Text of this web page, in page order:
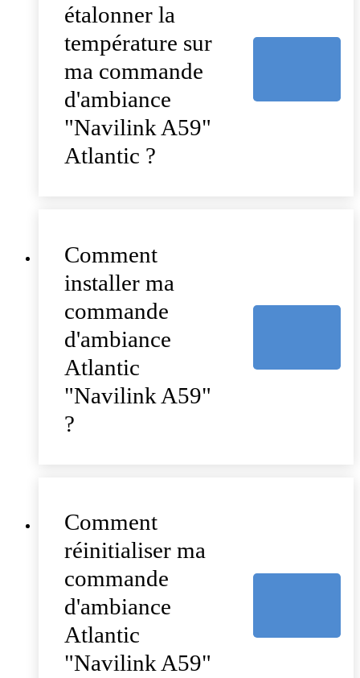
étalonner la
température sur
ma commande
d'ambiance
"Navilink A59"
Atlantic ?
Comment
installer ma
commande
d'ambiance
Atlantic
"Navilink A59"
?
Comment
réinitialiser ma
commande
d'ambiance
Atlantic
"Navilink A59"